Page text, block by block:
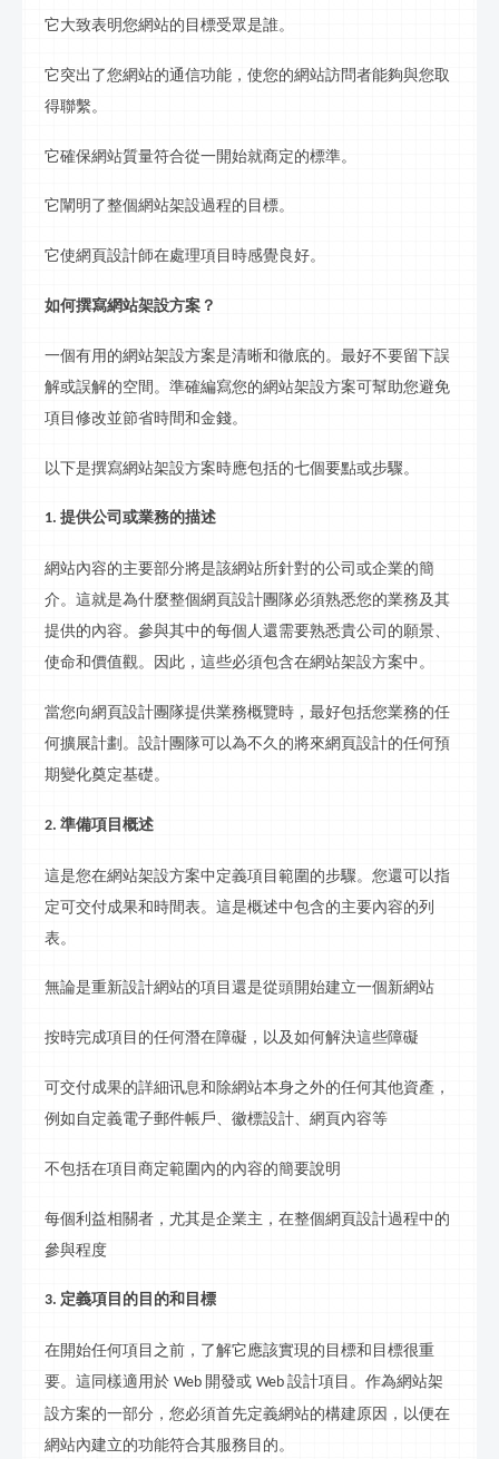
它大致表明您網站的目標受眾是誰。
它突出了您網站的通信功能，使您的網站訪問者能夠與您取
得聯繫。
它確保網站質量符合從一開始就商定的標準。
它闡明了整個網站架設過程的目標。
它使網頁設計師在處理項目時感覺良好。
如何撰寫網站架設方案？
一個有用的網站架設方案是清晰和徹底的。最好不要留下誤
解或誤解的空間。準確編寫您的網站架設方案可幫助您避免
項目修改並節省時間和金錢。
以下是撰寫網站架設方案時應包括的七個要點或步驟。
1. 提供公司或業務的描述
網站內容的主要部分將是該網站所針對的公司或企業的簡
介。這就是為什麼整個網頁設計團隊必須熟悉您的業務及其
提供的內容。參與其中的每個人還需要熟悉貴公司的願景、
使命和價值觀。因此，這些必須包含在網站架設方案中。
當您向網頁設計團隊提供業務概覽時，最好包括您業務的任
何擴展計劃。設計團隊可以為不久的將來網頁設計的任何預
期變化奠定基礎。
2. 準備項目概述
這是您在網站架設方案中定義項目範圍的步驟。您還可以指
定可交付成果和時間表。這是概述中包含的主要內容的列
表。
無論是重新設計網站的項目還是從頭開始建立一個新網站
按時完成項目的任何潛在障礙，以及如何解決這些障礙
可交付成果的詳細讯息和除網站本身之外的任何其他資產，
例如自定義電子郵件帳戶、徽標設計、網頁內容等
不包括在項目商定範圍內的內容的簡要說明
每個利益相關者，尤其是企業主，在整個網頁設計過程中的
參與程度
3. 定義項目的目的和目標
在開始任何項目之前，了解它應該實現的目標和目標很重
要。這同樣適用於 Web 開發或 Web 設計項目。作為網站架
設方案的一部分，您必須首先定義網站的構建原因，以便在
網站內建立的功能符合其服務目的。